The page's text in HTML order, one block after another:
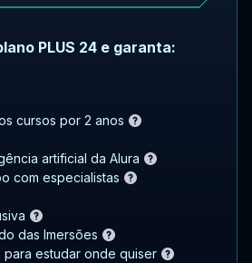
PLUS 24 e garanta:
cursos por 2 anos
artificial da Alura
com especialistas
das Imersões
para estudar onde quiser